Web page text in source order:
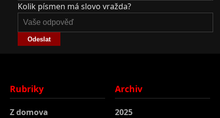
Kolik písmen má slovo vražda?
Odeslat
Rubriky
Z domova
Archiv
2025